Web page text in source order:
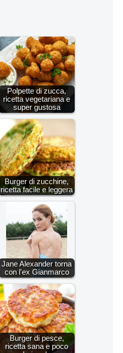
Polpette di zucca,
ricetta vegetariana e
super gustosa
Burger di zucchine,
ricetta facile e leggera
Jane Alexander torna
con l'ex Gianmarco
Burger di pesce,
ricetta sana e poco